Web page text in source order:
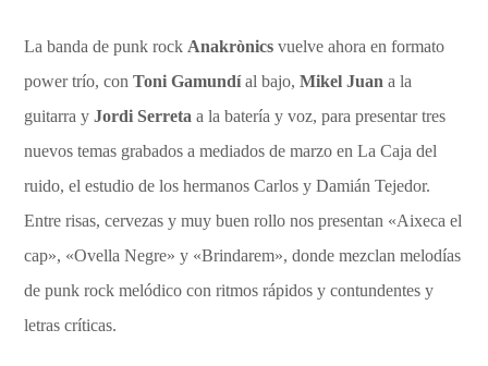
La banda de punk rock Anakrònics vuelve ahora en formato
power trío, conToni Gamundíal bajo,Mikel Juan a la
guitarra yJordi Serreta a la batería y voz, para presentar tres
nuevos temas grabados a mediados de marzo en La Caja del
ruido, el estudio de los hermanos Carlos y Damián Tejedor.
Entre risas, cervezas y muy buen rollo nos presentan «Aixeca el
cap», «Ovella Negre» y «Brindarem», donde mezclan melodías
de punk rock melódico con ritmos rápidos y contundentes y
letras críticas.